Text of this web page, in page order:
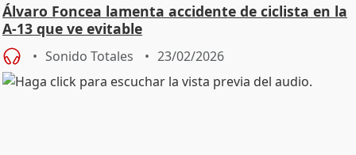
Álvaro Foncea lamenta accidente de ciclista en la
A-13 que ve evitable
Sonido Totales 23/02/2026